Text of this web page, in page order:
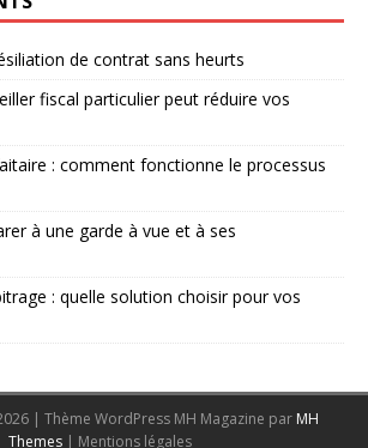
de contrat sans heurts
fiscal particulier peut réduire vos
: comment fonctionne le processus
à une garde à vue et à ses
: quelle solution choisir pour vos
| Thème WordPress MH Magazine par MH
Themes | Mentions légales